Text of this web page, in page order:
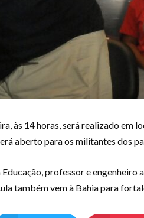
às 14 horas, será realizado em
aberto para os militantes dos
professor e engenheiro
também vem à Bahia para